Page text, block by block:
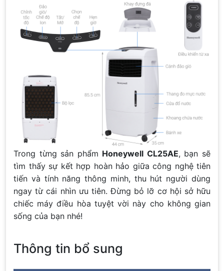
Trong từng sản phẩm Honeywell CL25AE, bạn sẽ
tìm thấy sự kết hợp hoàn hảo giữa công nghệ tiên
tiến và tính năng thông minh, thu hút người dùng
ngay từ cái nhìn ưu tiên. Đừng bỏ lỡ cơ hội sở hữu
chiếc máy điều hòa tuyệt vời này cho không gian
sống của bạn nhé!
Thông tin bổ sung